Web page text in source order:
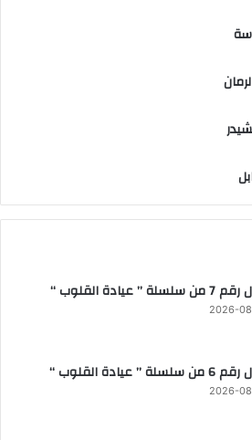
” عيادة القلوب “
2026-
” عيادة القلوب “
2026-